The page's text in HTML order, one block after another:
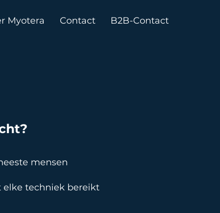
Myotera Contact B2B-Contact
mensen
elke techniek bereikt